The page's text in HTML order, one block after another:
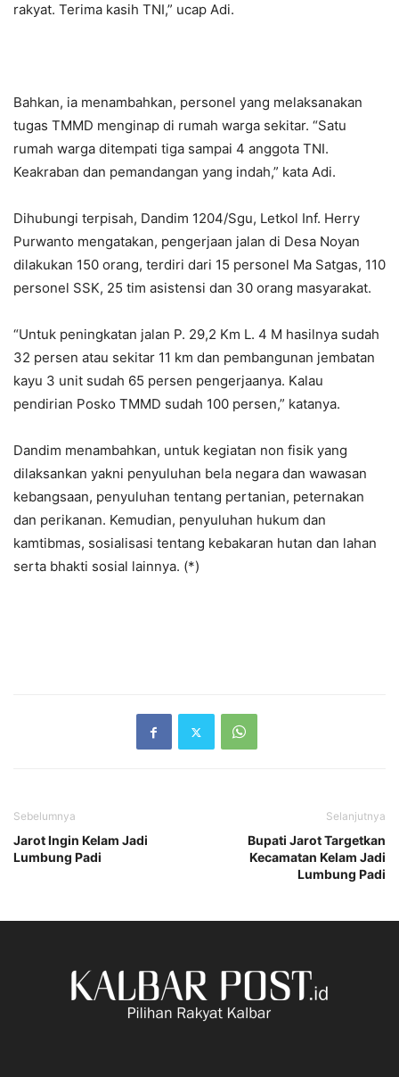
rakyat. Terima kasih TNI,” ucap Adi.
Bahkan, ia menambahkan, personel yang melaksanakan
tugas TMMD menginap di rumah warga sekitar. “Satu
rumah warga ditempati tiga sampai 4 anggota TNI.
Keakraban dan pemandangan yang indah,” kata Adi.
Dihubungi terpisah, Dandim 1204/Sgu, Letkol Inf. Herry
Purwanto mengatakan, pengerjaan jalan di Desa Noyan
dilakukan 150 orang, terdiri dari 15 personel Ma Satgas, 110
personel SSK, 25 tim asistensi dan 30 orang masyarakat.
“Untuk peningkatan jalan P. 29,2 Km L. 4 M hasilnya sudah
32 persen atau sekitar 11 km dan pembangunan jembatan
kayu 3 unit sudah 65 persen pengerjaanya. Kalau
pendirian Posko TMMD sudah 100 persen,” katanya.
Dandim menambahkan, untuk kegiatan non fisik yang
dilaksankan yakni penyuluhan bela negara dan wawasan
kebangsaan, penyuluhan tentang pertanian, peternakan
dan perikanan. Kemudian, penyuluhan hukum dan
kamtibmas, sosialisasi tentang kebakaran hutan dan lahan
serta bhakti sosial lainnya. (*)
Sebelumnya
Jarot Ingin Kelam Jadi
Lumbung Padi
Selanjutnya
Bupati Jarot Targetkan
Kecamatan Kelam Jadi
Lumbung Padi